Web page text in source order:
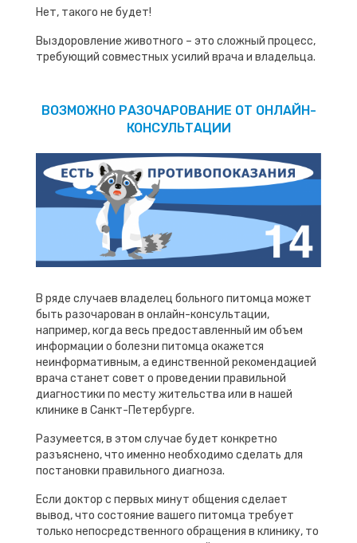
Нет, такого не будет!
Выздоровление животного – это сложный процесс,
требующий совместных усилий врача и владельца.
ВОЗМОЖНО РАЗОЧАРОВАНИЕ ОТ ОНЛАЙН-
КОНСУЛЬТАЦИИ
В ряде случаев владелец больного питомца может
быть разочарован в онлайн-консультации,
например, когда весь предоставленный им объем
информации о болезни питомца окажется
неинформативным, а единственной рекомендацией
врача станет совет о проведении правильной
диагностики по месту жительства или в нашей
клинике в Санкт-Петербурге.
Разумеется, в этом случае будет конкретно
разъяснено, что именно необходимо сделать для
постановки правильного диагноза.
Если доктор с первых минут общения сделает
вывод, что состояние вашего питомца требует
только непосредственного обращения в клинику, то